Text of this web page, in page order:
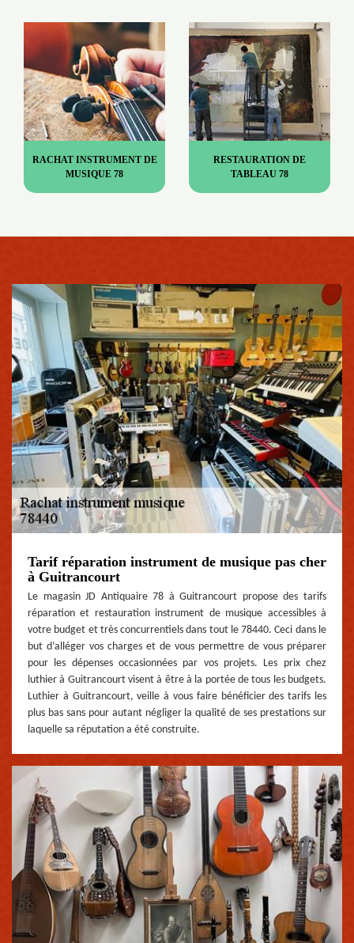
RACHAT INSTRUMENT DE
MUSIQUE 78
RESTAURATION DE
TABLEAU 78
Tarif réparation instrument de musique pas cher
à Guitrancourt
Le magasin JD Antiquaire 78 à Guitrancourt propose des tarifs
réparation et restauration instrument de musique accessibles à
votre budget et très concurrentiels dans tout le 78440. Ceci dans le
but d’alléger vos charges et de vous permettre de vous préparer
pour les dépenses occasionnées par vos projets. Les prix chez
luthier à Guitrancourt visent à être à la portée de tous les budgets.
Luthier à Guitrancourt, veille à vous faire bénéficier des tarifs les
plus bas sans pour autant négliger la qualité de ses prestations sur
laquelle sa réputation a été construite.